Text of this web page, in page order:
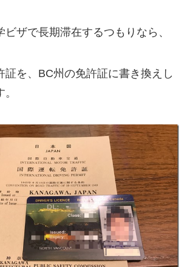
ビザで長期滞在するつもりなら、
証を、BC州の免許証に書き換えし